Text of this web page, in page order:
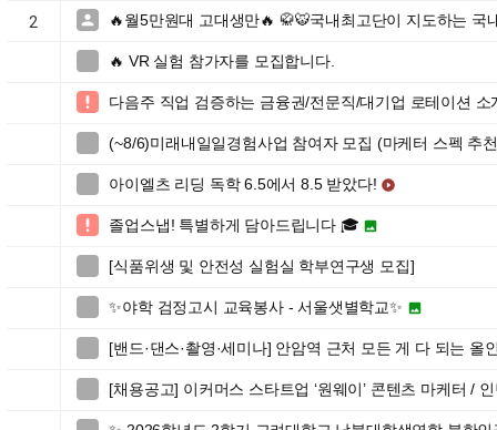
2  🔥월5만원대 고대생만🔥 🥋🐯국내최고단이 지도하는
🔥 VR 실험 참가자를 모집합니다.
 다음주 직업 검증하는 금융권/전문직/대기업 로테이션 소
(~8/6)미래내일일경험사업 참여자 모집 (마케터 스펙 추
아이엘츠 리딩 독학 6.5에서 8.5 받았다! 
 졸업스냅! 특별하게 담아드립니다 🎓 
[식품위생 및 안전성 실험실 학부연구생 모집]
✨야학 검정고시 교육봉사 - 서울샛별학교✨ 
[밴드·댄스·촬영·세미나] 안암역 근처 모든 게 다 되는 올
[채용공고] 이커머스 스타트업 ‘원웨이’ 콘텐츠 마케터 /